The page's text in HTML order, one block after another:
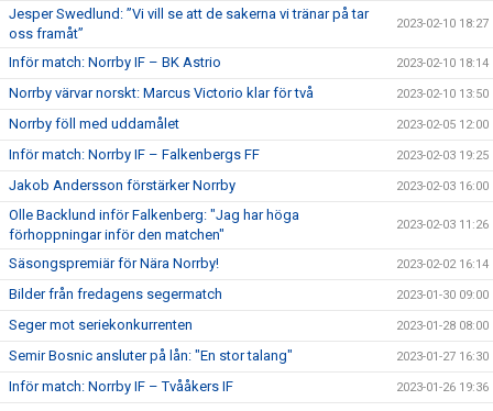
Jesper Swedlund: ”Vi vill se att de sakerna vi tränar på tar
oss framåt”
2023-02-10 18:27
Inför match: Norrby IF – BK Astrio 2023-02-10 18:14
Norrby värvar norskt: Marcus Victorio klar för två 2023-02-10 13:50
Norrby föll med uddamålet 2023-02-05 12:00
Inför match: Norrby IF – Falkenbergs FF 2023-02-03 19:25
Jakob Andersson förstärker Norrby 2023-02-03 16:00
Olle Backlund inför Falkenberg: "Jag har höga
förhoppningar inför den matchen"
2023-02-03 11:26
Säsongspremiär för Nära Norrby! 2023-02-02 16:14
Bilder från fredagens segermatch 2023-01-30 09:00
Seger mot seriekonkurrenten 2023-01-28 08:00
Semir Bosnic ansluter på lån: "En stor talang" 2023-01-27 16:30
Inför match: Norrby IF – Tvååkers IF 2023-01-26 19:36